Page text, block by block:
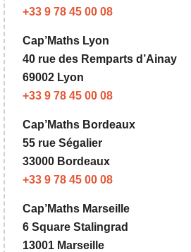
+33 9 78 45 00 08
Cap’Maths Lyon
40 rue des Remparts d’Ainay
69002 Lyon
+33 9 78 45 00 08
Cap’Maths Bordeaux
55 rue Ségalier
33000 Bordeaux
+33 9 78 45 00 08
Cap’Maths Marseille
6 Square Stalingrad
13001 Marseille